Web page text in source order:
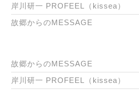
岸川研一 PROFEEL（kissea）
故郷からのMESSAGE
故郷からのMESSAGE
岸川研一 PROFEEL（kissea）